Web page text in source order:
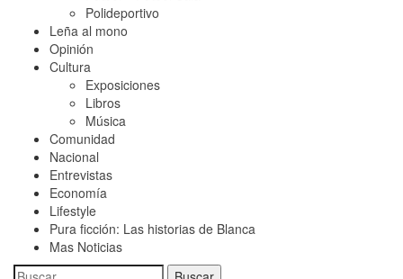
Polideportivo
Leña al mono
Opinión
Cultura
Exposiciones
Libros
Música
Comunidad
Nacional
Entrevistas
Economía
Lifestyle
Pura ficción: Las historias de Blanca
Mas Noticias